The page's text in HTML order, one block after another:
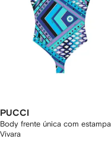
PUCCI
Body frente única com estampa
Vivara